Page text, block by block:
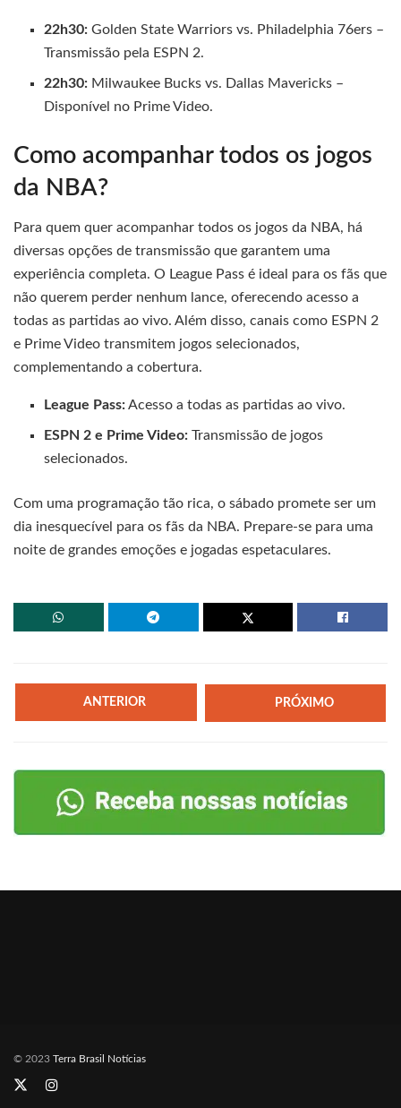
22h30: Golden State Warriors vs. Philadelphia 76ers –
Transmissão pela ESPN 2.
22h30: Milwaukee Bucks vs. Dallas Mavericks –
Disponível no Prime Video.
Como acompanhar todos os jogos
da NBA?
Para quem quer acompanhar todos os jogos da NBA, há
diversas opções de transmissão que garantem uma
experiência completa. O League Pass é ideal para os fãs que
não querem perder nenhum lance, oferecendo acesso a
todas as partidas ao vivo. Além disso, canais como ESPN 2
e Prime Video transmitem jogos selecionados,
complementando a cobertura.
League Pass:Acesso a todas as partidas ao vivo.
ESPN 2 e Prime Video: Transmissão de jogos
selecionados.
Com uma programação tão rica, o sábado promete ser um
dia inesquecível para os fãs da NBA. Prepare-se para uma
noite de grandes emoções e jogadas espetaculares.
ANTERIOR PRÓXIMO
© 2023 Terra Brasil Notícias